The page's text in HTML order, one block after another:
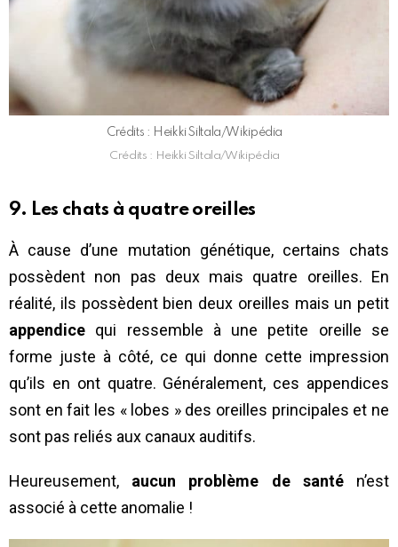
Crédits : Heikki Siltala/Wikipédia
Crédits : Heikki Siltala/Wikipédia
9. Les chats à quatre oreilles
À cause d’une mutation génétique, certains chats
possèdent non pas deux mais quatre oreilles. En
réalité, ils possèdent bien deux oreilles mais un petit
appendice qui ressemble à une petite oreille se
forme juste à côté, ce qui donne cette impression
qu’ils en ont quatre. Généralement, ces appendices
sont en fait les « lobes » des oreilles principales et ne
sont pas reliés aux canaux auditifs.
Heureusement, aucun problème de santén’est
associé à cette anomalie !